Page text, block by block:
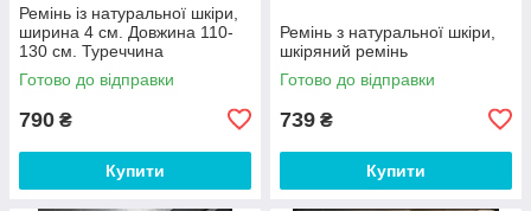
Ремінь із натуральної шкіри,
ширина 4 см. Довжина 110-
130 см. Туреччина
Готово до відправки
790 ₴
Купити
Ремінь з натуральної шкіри,
шкіряний ремінь
Готово до відправки
739 ₴
Купити